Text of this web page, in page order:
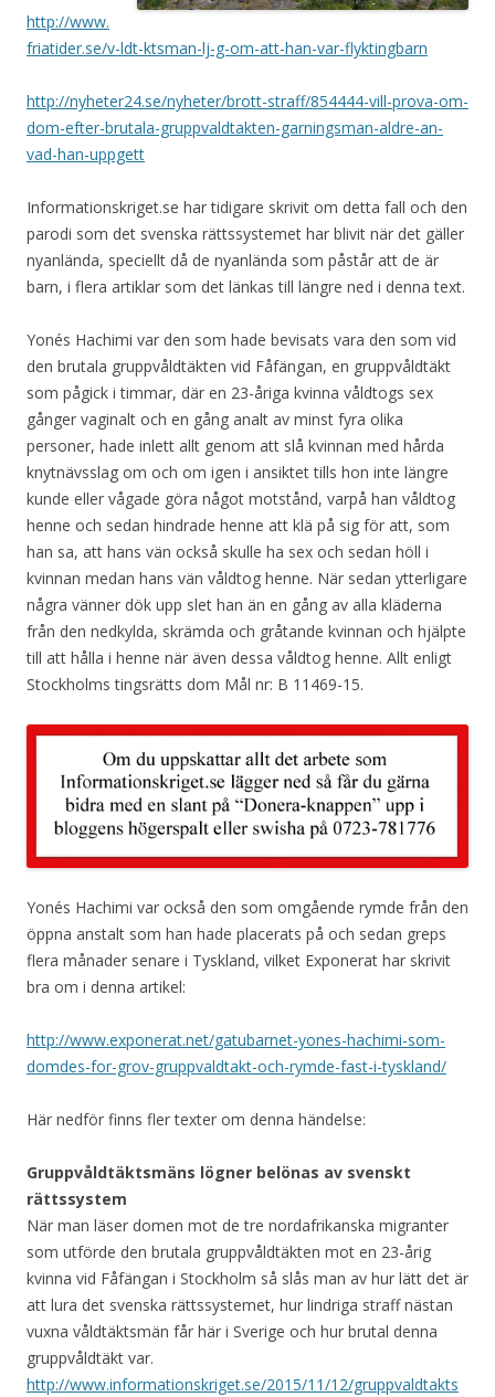
http://www.
friatider.se/v-ldt-ktsman-lj-g-om-att-han-var-flyktingbarn
http://nyheter24.se/nyheter/brott-straff/854444-vill-prova-om-
dom-efter-brutala-gruppvaldtakten-garningsman-aldre-an-
vad-han-uppgett
Informationskriget.se har tidigare skrivit om detta fall och den
parodi som det svenska rättssystemet har blivit när det gäller
nyanlända, speciellt då de nyanlända som påstår att de är
barn, i flera artiklar som det länkas till längre ned i denna text.
Yonés Hachimi var den som hade bevisats vara den som vid
den brutala gruppvåldtäkten vid Fåfängan, en gruppvåldtäkt
som pågick i timmar, där en 23-åriga kvinna våldtogs sex
gånger vaginalt och en gång analt av minst fyra olika
personer, hade inlett allt genom att slå kvinnan med hårda
knytnävsslag om och om igen i ansiktet tills hon inte längre
kunde eller vågade göra något motstånd, varpå han våldtog
henne och sedan hindrade henne att klä på sig för att, som
han sa, att hans vän också skulle ha sex och sedan höll i
kvinnan medan hans vän våldtog henne. När sedan ytterligare
några vänner dök upp slet han än en gång av alla kläderna
från den nedkylda, skrämda och gråtande kvinnan och hjälpte
till att hålla i henne när även dessa våldtog henne. Allt enligt
Stockholms tingsrätts dom Mål nr: B 11469-15.
Yonés Hachimi var också den som omgående rymde från den
öppna anstalt som han hade placerats på och sedan greps
flera månader senare i Tyskland, vilket Exponerat har skrivit
bra om i denna artikel:
http://www.exponerat.net/gatubarnet-yones-hachimi-som-
domdes-for-grov-gruppvaldtakt-och-rymde-fast-i-tyskland/
Här nedför finns fler texter om denna händelse:
Gruppvåldtäktsmäns lögner belönas av svenskt
rättssystem
När man läser domen mot de tre nordafrikanska migranter
som utförde den brutala gruppvåldtäkten mot en 23-årig
kvinna vid Fåfängan i Stockholm så slås man av hur lätt det är
att lura det svenska rättssystemet, hur lindriga straff nästan
vuxna våldtäktsmän får här i Sverige och hur brutal denna
gruppvåldtäkt var.
http://www.informationskriget.se/2015/11/12/gruppvaldtakts